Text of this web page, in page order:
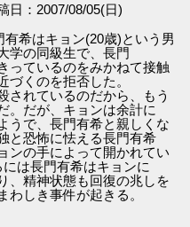
日：2007/08/05(日)
希はキョン(20歳)という男
学の同級生で、長門
っているのをみかねて接触
づくのを拒否した。
されているのだから、もう
。だが、キョンは余計に
うで、長門有希と親しくな
と恐怖に怯える長門有希
ンの手によって開かれてい
は長門有希はキョンに
、精神状態も回復の兆しを
わしき事件が起きる。